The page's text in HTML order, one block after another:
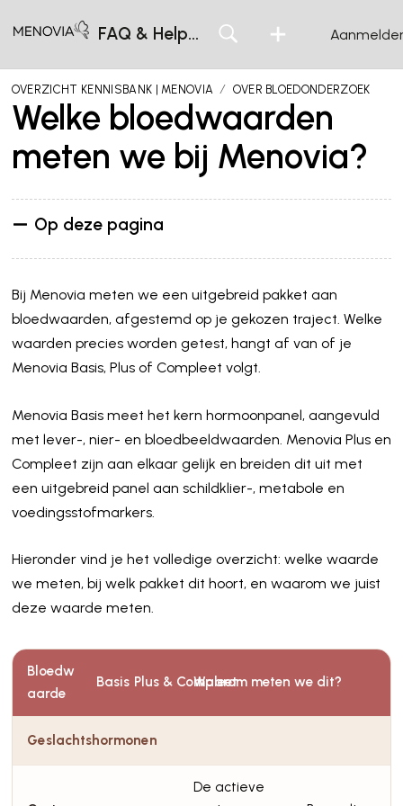
FAQ & Helpcentrum
OVERZICHT KENNISBANK | MENOVIA OVER BLOEDONDERZOEK
Welke bloedwaarden
meten we bij Menovia?
Op deze pagina
Bij Menovia meten we een uitgebreid pakket aan
bloedwaarden, afgestemd op je gekozen traject. Welke
waarden precies worden getest, hangt af van of je
Menovia Basis, Plus of Compleet volgt.
Menovia Basis meet het kern hormoonpanel, aangevuld
met lever-, nier- en bloedbeeldwaarden. Menovia Plus en
Compleet zijn aan elkaar gelijk en breiden dit uit met
een uitgebreid panel aan schildklier-, metabole en
voedingsstofmarkers.
Hieronder vind je het volledige overzicht: welke waarde
we meten, bij welk pakket dit hoort, en waarom we juist
deze waarde meten.
Bloedw
aarde
Basis Plus & CompleetWaarom meten we dit?
Geslachtshormonen
De actieve